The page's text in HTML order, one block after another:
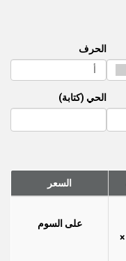
الحرف
الحي (كتابة)
السعر
شارع 20 ×
على السوم